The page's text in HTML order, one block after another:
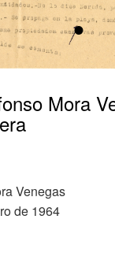
•
Mora
Venegas
de 1964